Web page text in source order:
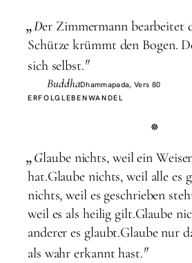
„Der Zimmermann bearbeitet
Schütze krümmt den Bogen.
sich selbst."
BuddhaDhammapada, Vers 80
ERFOLGLEBENWANDEL
„Glaube nichts, weil ein Weiser
hat.Glaube nichts, weil alle es
nichts, weil es geschrieben
weil es als heilig gilt.Glaube
anderer es glaubt.Glaube nur
als wahr erkannt hast."